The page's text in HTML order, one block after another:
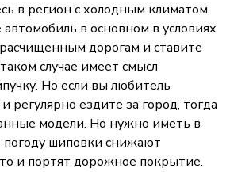
в регион с холодным климатом,
автомобиль в основном в условиях
дорогам и ставите
случае имеет смысл
Но если вы любитель
регулярно ездите за город, тогда
модели. Но нужно иметь в
погоду шиповки снижают
и портят дорожное покрытие.